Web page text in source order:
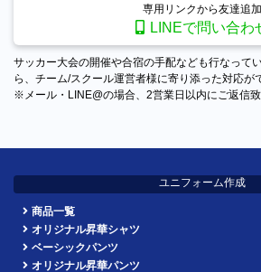
専用リンクから友達追加
LINEで問い合わ
サッカー大会の開催や合宿の手配なども行なって
ら、チーム/スクール運営者様に寄り添った対応が
※メール・LINE@の場合、2営業日以内にご返信致
ユニフォーム作成
商品一覧
オリジナル昇華シャツ
ベーシックパンツ
オリジナル昇華パンツ